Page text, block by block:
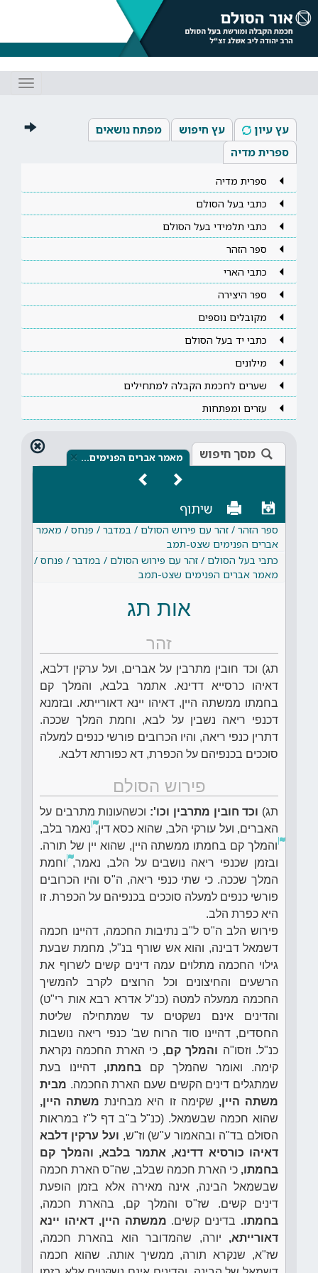
עץ עיון עץ חיפוש
מפתח נושאים
ספרית מדיה
ספרית מדיה
כתבי בעל הסולם
כתבי תלמידי בעל הסולם
ספר הזהר
כתבי הארי
ספר היצירה
מקובלים נוספים
כתבי יד בעל הסולם
מילונים
שערים לחכמת הקבלה למתחילים
עזרים ומפתחות
מסך חיפוש מאמר אברים הפנימים… ×
שיתוף
ספר הזהר / זהר עם פירוש הסולם / במדבר / פנחס / מאמר
אברים הפנימים שצט-תמב
כתבי בעל הסולם / זהר עם פירוש הסולם / במדבר / פנחס /
מאמר אברים הפנימים שצט-תמב
אות תג
זהר
תג) וכד חובין מתרבין על אברים, ועל ערקין דלבא,
דאיהו כרסייא דדינא. אתמר בלבא, והמלך קם
בחמתו ממשתה היין, דאיהו יינא דאורייתא. ובזמנא
דכנפי ריאה נשבין על לבא, וחמת המלך שככה.
דתרין כנפי ריאה, והיו הכרובים פורשי כנפים למעלה
סוככים בכנפיהם על הכפרת, דא כפורתא דלבא.
פירוש הסולם
תג) וכד חובין מתרבין וכו': וכשהעונות מתרבים על
האברים, ועל עורקי הלב, שהוא כסא דין,נאמר בלב,
והמלך קם בחמתו ממשתה היין, שהוא יין של תורה.
ובזמן שכנפי ריאה נושבים על הלב, נאמר,וחמת
המלך שככה. כי שתי כנפי ריאה, ה"ס והיו הכרובים
פורשי כנפים למעלה סוככים בכנפיהם על הכפרת. זו
היא כפרת הלב.
פירוש הלב ה"ס ל"ב נתיבות החכמה, דהיינו חכמה
דשמאל דבינה, והוא אש שורף בנ"ל, מחמת שבעת
גילוי החכמה מתלוים עמה דינים קשים לשרוף את
הרשעים והחיצונים וכל הרוצים לקרב להמשיך
החכמה ממעלה למטה (כנ"ל אדרא רבא אות רי"ט)
והדינים אינם נשקטים עד שמתחילה שליטת
החסדים, דהיינו סוד הרוח שב' כנפי ריאה נושבות
כנ"ל. וזסו"ה והמלך קם, כי הארת החכמה נקראת
קימה. ואומר שהמלך קם בחמתו, דהיינו בעת
שמתגלים דינים הקשים שעם הארת החכמה. מבית
משתה היין, שקימה זו היא מבחינת משתה היין,
שהוא חכמה שבשמאל. (כנ"ל ב"ב דף ל"ז במראות
הסולם בד"ה ובהאמור ע"ש) וז"ש, ועל ערקין דלבא
דאיהו כורסיא דדינא, אתמר בלבא, והמלך קם
בחמתו, כי הארת חכמה שבלב, שה"ס הארת חכמה
שבשמאל הבינה, אינה מאירה אלא בזמן הופעת
דינים קשים. שז"ס והמלך קם, בהארת חכמה,
בחמתו. בדינים קשים. ממשתה היין, דאיהו יינא
דאורייתא, יורה, שהמדובר הוא בהארת חכמה,
שז"א, שנקרא תורה, ממשיך אותה. שהוא חכמה